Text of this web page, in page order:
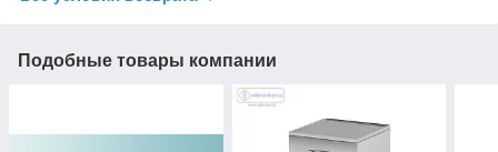
Подобные товары компании